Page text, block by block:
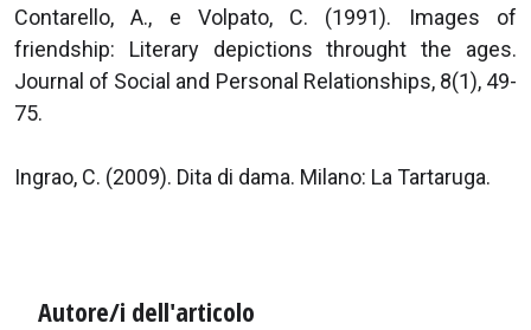
Contarello, A., e Volpato, C. (1991). Images of
friendship: Literary depictions throught the ages.
Journal of Social and Personal Relationships, 8(1), 49-
75.
Ingrao, C. (2009). Dita di dama. Milano: La Tartaruga.
Autore/i dell'articolo